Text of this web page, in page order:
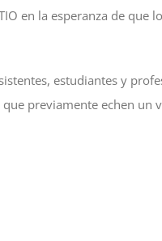
en la esperanza de
estudiantes y
previamente echen un